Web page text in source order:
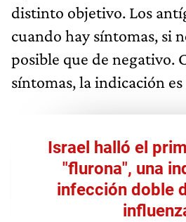
distinto objetivo. Los
cuando hay síntomas, si
posible que de negativo.
síntomas, la indicación es
Israel halló el
"flurona", una
infección doble